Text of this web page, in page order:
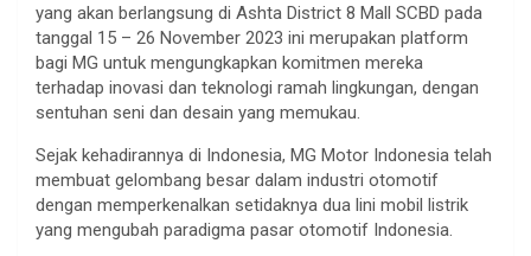
yang akan berlangsung di Ashta District 8 Mall SCBD pada
tanggal 15 – 26 November 2023 ini merupakan platform
bagi MG untuk mengungkapkan komitmen mereka
terhadap inovasi dan teknologi ramah lingkungan, dengan
sentuhan seni dan desain yang memukau.
Sejak kehadirannya di Indonesia, MG Motor Indonesia telah
membuat gelombang besar dalam industri otomotif
dengan memperkenalkan setidaknya dua lini mobil listrik
yang mengubah paradigma pasar otomotif Indonesia.